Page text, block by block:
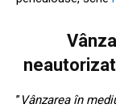
” Vânzarea în